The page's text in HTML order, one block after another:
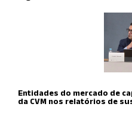
Entidades do mercado de
da CVM nos relatórios de